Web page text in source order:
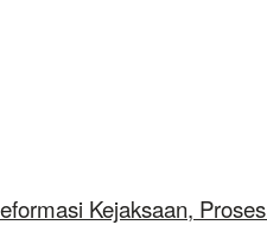
Kejaksaan,